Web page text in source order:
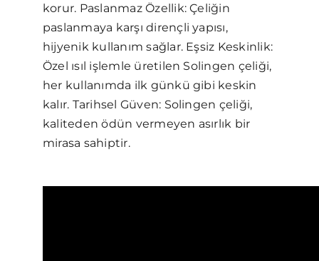
korur. Paslanmaz Özellik: Çeliğin
paslanmaya karşı dirençli yapısı,
hijyenik kullanım sağlar. Eşsiz Keskinlik:
Özel ısıl işlemle üretilen Solingen çeliği,
her kullanımda ilk günkü gibi keskin
kalır. Tarihsel Güven: Solingen çeliği,
kaliteden ödün vermeyen asırlık bir
mirasa sahiptir.